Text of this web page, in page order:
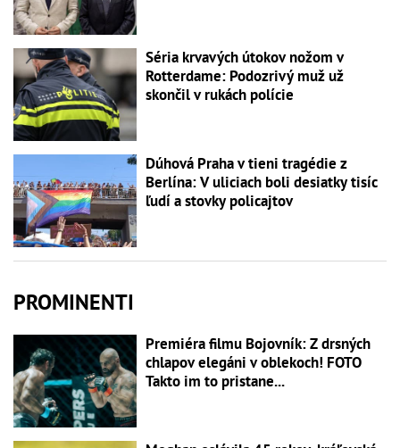
Séria krvavých útokov nožom v
Rotterdame: Podozrivý muž už
skončil v rukách polície
Dúhová Praha v tieni tragédie z
Berlína: V uliciach boli desiatky tisíc
ľudí a stovky policajtov
PROMINENTI
Premiéra filmu Bojovník: Z drsných
chlapov elegáni v oblekoch! FOTO
Takto im to pristane...